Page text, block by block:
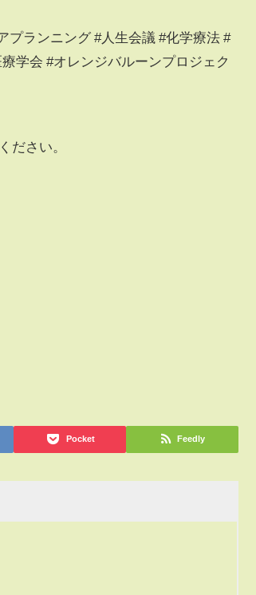
プランニング #人生会議 #化学療法 #
学会 #オレンジバルーンプロジェク
ださい。
Pocket Feedly